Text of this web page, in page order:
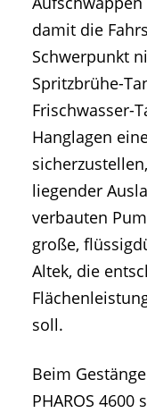
damit die
Schwerpunkt
Spritzbrühe-
Frischwasser-
Hanglagen
liegender
verbauten
große,
Altek, die
soll.
Beim
PHAROS